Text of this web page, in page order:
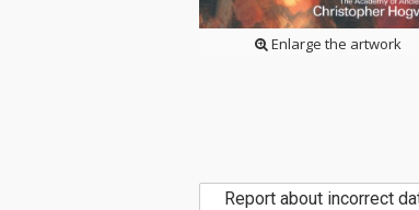
Enlarge the artwork
Report about incorrect